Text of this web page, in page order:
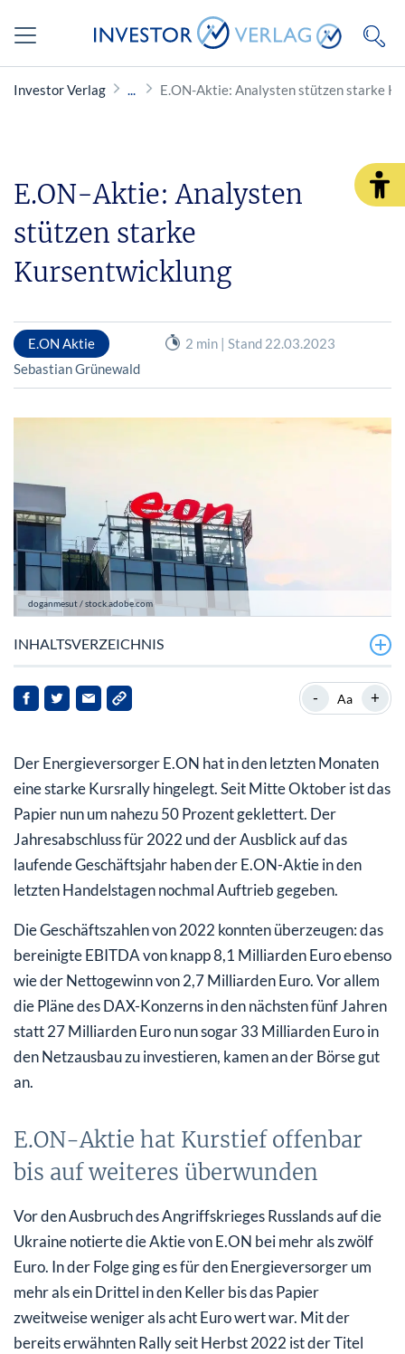
Investor Verlag E.ON-Aktie: Analysten stützen starke
E.ON-Aktie: Analysten
stützen starke
Kursentwicklung
E.ON Aktie
2 min | Stand 22.03.2023
Sebastian Grünewald
doganmesut / stock.adobe.com
INHALTSVERZEICHNIS
E.ON-Aktie hat Kurstief offenbar bis auf weiteres
überwunden
Energiewende
- Aa +
Der Energieversorger E.ON hat in den letzten Monaten
eine starke Kursrally hingelegt. Seit Mitte Oktober ist das
Papier nun um nahezu 50 Prozent geklettert. Der
Jahresabschluss für 2022 und der Ausblick auf das
laufende Geschäftsjahr haben der E.ON-Aktie in den
letzten Handelstagen nochmal Auftrieb gegeben.
Die Geschäftszahlen von 2022 konnten überzeugen: das
bereinigte EBITDA von knapp 8,1 Milliarden Euro ebenso
wie der Nettogewinn von 2,7 Milliarden Euro. Vor allem
die Pläne des DAX-Konzerns in den nächsten fünf Jahren
statt 27 Milliarden Euro nun sogar 33 Milliarden Euro in
den Netzausbau zu investieren, kamen an der Börse gut
an.
E.ON-Aktie hat Kurstief offenbar
bis auf weiteres überwunden
Vor den Ausbruch des Angriffskrieges Russlands auf die
Ukraine notierte die Aktie von E.ON bei mehr als zwölf
Euro. In der Folge ging es für den Energieversorger um
mehr als ein Drittel in den Keller bis das Papier
zweitweise weniger als acht Euro wert war. Mit der
bereits erwähnten Rally seit Herbst 2022 ist der Titel